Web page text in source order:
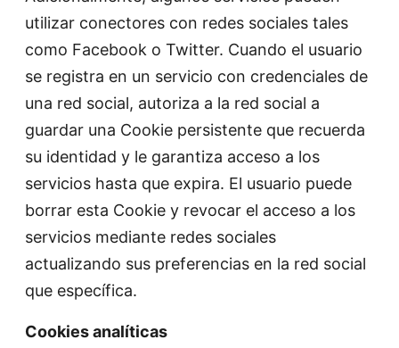
utilizar conectores con redes sociales tales
como Facebook o Twitter. Cuando el usuario
se registra en un servicio con credenciales de
una red social, autoriza a la red social a
guardar una Cookie persistente que recuerda
su identidad y le garantiza acceso a los
servicios hasta que expira. El usuario puede
borrar esta Cookie y revocar el acceso a los
servicios mediante redes sociales
actualizando sus preferencias en la red social
que específica.
Cookies analíticas